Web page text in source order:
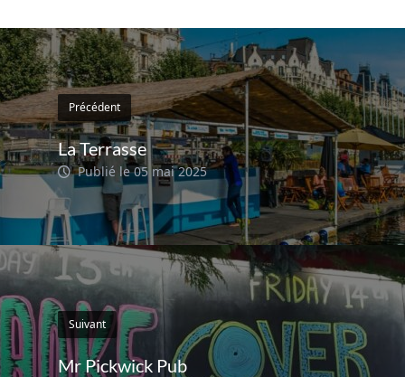
Précédent
La Terrasse
Publié le 05 mai 2025
Suivant
Mr Pickwick Pub